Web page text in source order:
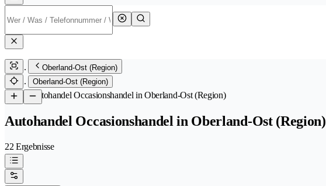
Oberland-Ost (Region)
Oberland-Ost (Region)
/Autohandel Occasionshandel in Oberland-Ost (Region)
Autohandel Occasionshandel in Oberland-Ost (Region)
22 Ergebnisse